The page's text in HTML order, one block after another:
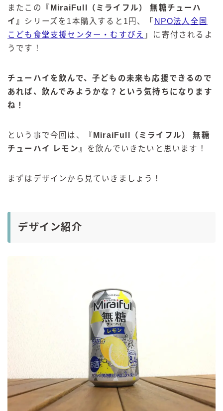
またこの『 MiraiFull（ミライフル） 無糖チューハ
イ 』 シリーズを1本購入すると1円、「 NPO法人全国
こども食堂支援センター・むすびえ 」に寄付されるよ
うです！
チューハイを飲んで、子どもの未来も応援できるので
あれば、飲んでみようかな？という気持ちになります
ね！
という事で今回は、『 MiraiFull（ミライフル） 無糖
チューハイ レモン 』 を飲んでいきたいと思います！
まずはデザインから見ていきましょう！
デザイン紹介